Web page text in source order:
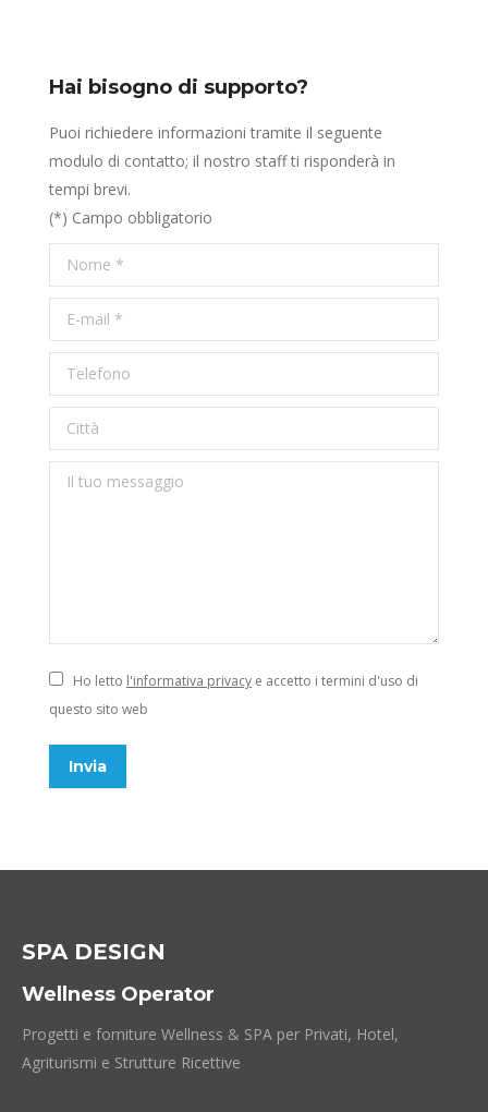
Hai bisogno di supporto?
Puoi richiedere informazioni tramite il seguente
modulo di contatto; il nostro staff ti risponderà in
tempi brevi.
(*) Campo obbligatorio
Nome *
E-mail *
Telefono
Città
Il tuo messaggio
Ho letto l'informativa privacy e accetto i termini d'uso di
questo sito web
Invia
SPA DESIGN
Wellness Operator
Progetti e forniture Wellness & SPA per Privati, Hotel,
Agriturismi e Strutture Ricettive